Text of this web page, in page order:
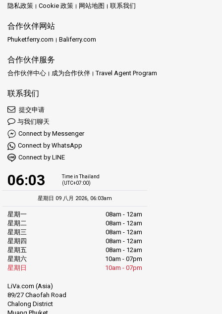
隐私政策
Cookie 政策 网站地图 联系我们
合作伙伴网站
Phuketferry.com Baliferry.com
合作伙伴服务
合作伙伴中心 成为合作伙伴 Travel Agent Program
联系我们
提交申请
与我们聊天
Connect by Messenger
Connect by WhatsApp
Connect by LINE
06:03
Time in Thailand
(UTC+07:00)
星期日 09 八月 2026, 06:03am
星期一
08am - 12am
星期二
08am - 12am
星期三
08am - 12am
星期四
08am - 12am
星期五
08am - 12am
星期六
10am - 07pm
星期日
10am - 07pm
LiVa.com (Asia)
89/27 Chaofah Road
Chalong District